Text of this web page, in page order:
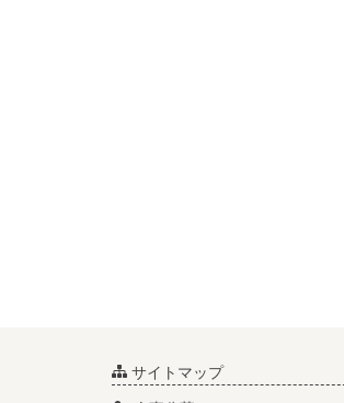
サイトマップ